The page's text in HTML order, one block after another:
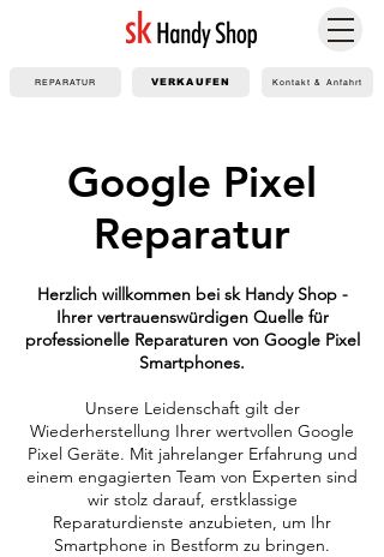
VERKAUFEN
REPARATUR Kontakt & Anfahrt
Google Pixel
Reparatur
Herzlich willkommen bei sk Handy Shop -
Ihrer vertrauenswürdigen Quelle für
professionelle Reparaturen von Google Pixel
Smartphones.
Unsere Leidenschaft gilt der
Wiederherstellung Ihrer wertvollen Google
Pixel Geräte. Mit jahrelanger Erfahrung und
einem engagierten Team von Experten sind
wir stolz darauf, erstklassige
Reparaturdienste anzubieten, um Ihr
Smartphone in Bestform zu bringen.